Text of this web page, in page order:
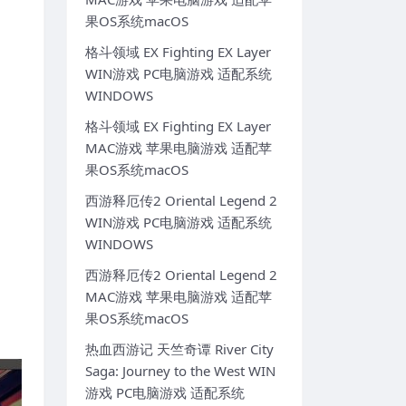
果OS系统macOS
格斗领域 EX Fighting EX Layer
WIN游戏 PC电脑游戏 适配系统
WINDOWS
格斗领域 EX Fighting EX Layer
MAC游戏 苹果电脑游戏 适配苹
果OS系统macOS
西游释厄传2 Oriental Legend 2
WIN游戏 PC电脑游戏 适配系统
WINDOWS
西游释厄传2 Oriental Legend 2
MAC游戏 苹果电脑游戏 适配苹
果OS系统macOS
热血西游记 天竺奇谭 River City
Saga: Journey to the West WIN
游戏 PC电脑游戏 适配系统